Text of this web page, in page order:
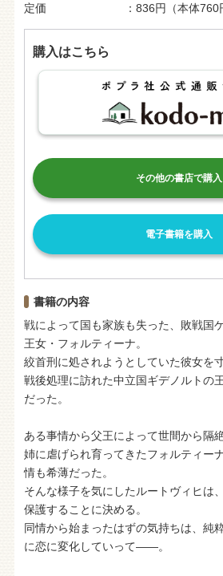
定価
836円（本体760
購入はこちら
その他の書店で購入
電子書籍を購入
書籍の内容
戦によって国も家族も失った、敗戦国
王女・フォルティーナ。
絞首刑に処されようとしていた彼女を
戦後処理に訪れた中立国ギデノルトの
だった。
ある事情から父王によって世間から隔絶
姉に虐げられ育ってきたフォルティー
情も希薄だった。
そんな様子を気にしたルートヴィヒは
保護することに決める。
同情から始まったはずの気持ちは、純
に恋に変化していって――。